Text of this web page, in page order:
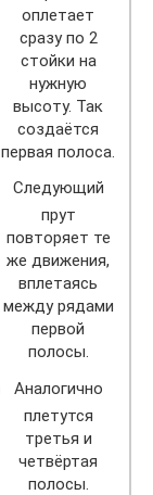
оплетает
сразу по 2
стойки на
нужную
высоту. Так
создаётся
первая полоса.
Следующий
прут
повторяет те
же движения,
вплетаясь
между рядами
первой
полосы.
Аналогично
плетутся
третья и
четвёртая
полосы.